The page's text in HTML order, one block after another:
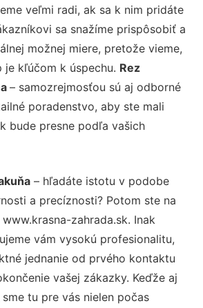
veľmi radi, ak sa k nim pridáte
sa snažíme prispôsobiť a
možnej miere, pretože vieme,
je kľúčom k úspechu. Rez
– samozrejmosťou sú aj odborné
poradenstvo, aby ste mali
bude presne podľa vašich
– hľadáte istotu v podobe
a precíznosti? Potom ste na
zahrada.sk. Inak
vám vysokú profesionalitu,
jednanie od prvého kontaktu
vašej zákazky. Keďže aj
tu pre vás nielen počas